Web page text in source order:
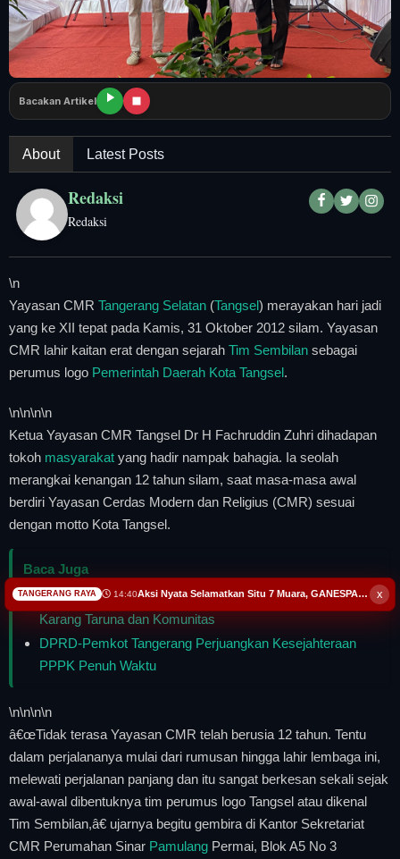
Bogor Raya
Bacakan Artikel
About Latest Posts
Redaksi
Redaksi
\n
Yayasan CMR Tangerang Selatan (Tangsel) merayakan hari jadi
yang ke XII tepat pada Kamis, 31 Oktober 2012 silam. Yayasan
CMR lahir kaitan erat dengan sejarah Tim Sembilan sebagai
perumus logo Pemerintah Daerah Kota Tangsel.
\n\n\n\n
Ketua Yayasan CMR Tangsel Dr H Fachruddin Zuhri dihadapan
tokoh masyarakat yang hadir nampak bahagia. Ia seolah
merangkai kenangan 12 tahun silam, saat masa-masa awal
berdiri Yayasan Cerdas Modern dan Religius (CMR) sesuai
dengan motto Kota Tangsel.
Baca Juga
Aksi Nyata Selamatkan Situ 7 Muara, GANESPA Libatkan
Karang Taruna dan Komunitas
DPRD-Pemkot Tangerang Perjuangkan Kesejahteraan
PPPK Penuh Waktu
\n\n\n\n
â€œTidak terasa Yayasan CMR telah berusia 12 tahun. Tentu
dalam perjalananya mulai dari rumusan hingga lahir lembaga ini,
melewati perjalanan panjang dan itu sangat berkesan sekali sejak
awal-awal dibentuknya tim perumus logo Tangsel atau dikenal
Tim Sembilan,â€ ujarnya begitu gembira di Kantor Sekretariat
CMR Perumahan Sinar Pamulang Permai, Blok A5 No 3
x
TANGERANG RAYA 14:40 Aksi Nyata Selamatkan Situ 7 Muara, GANESPA Libatkan Karang Taruna dan Komunitas